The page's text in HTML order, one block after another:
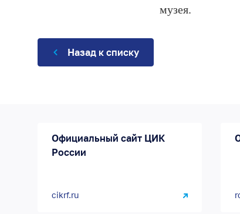
музея.
Назад к списку
Официальный сайт ЦИК
России
cikrf.ru